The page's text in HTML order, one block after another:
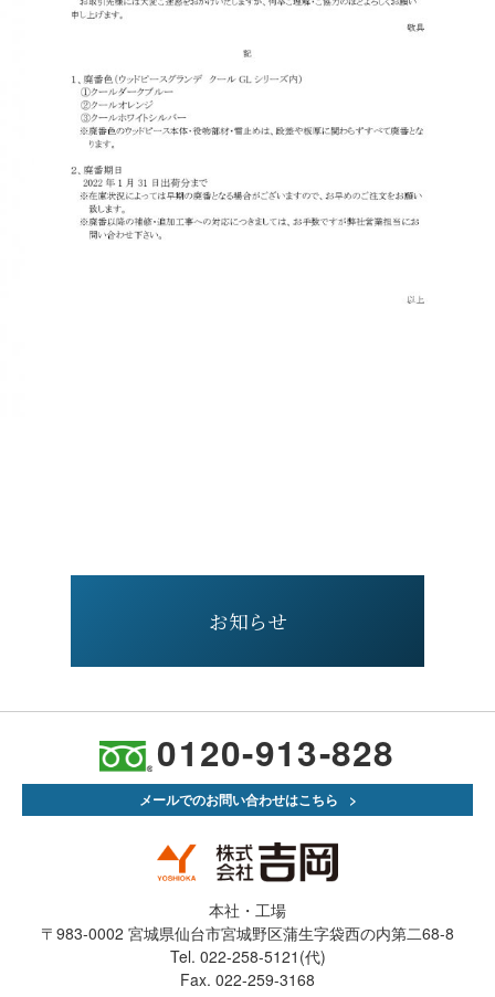
お知らせ
0120-913-828
メールでのお問い合わせはこちら
本社・工場
〒983-0002 宮城県仙台市宮城野区蒲生字袋西の内第二68-8
Tel. 022-258-5121(代)
Fax. 022-259-3168